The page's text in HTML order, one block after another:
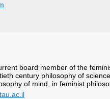
board member of the
century philosophy of
of mind, in feminist